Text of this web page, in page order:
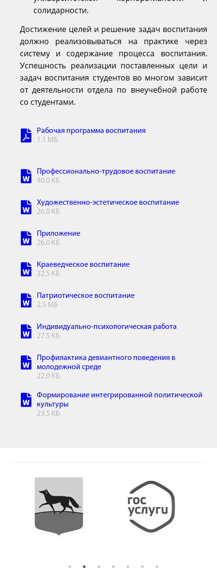
солидарности.
Достижение целей и решение задач воспитания
должно реализовываться на практике через
систему и содержание процесса воспитания.
Успешность реализации поставленных цели и
задач воспитания студентов во многом зависит
от деятельности отдела по внеучебной работе
со студентами.
Рабочая программа воспитания
1.1 МБ
Профессионально-трудовое воспитание
40.0 КБ
Художественно-эстетическое воспитание
26.0 КБ
Приложение
26.0 КБ
Краеведческое воспитание
32.5 КБ
Патриотическое воспитание
2.5 МБ
Индивидуально-психологическая работа
27.5 КБ
Профилактика девиантного поведения в
молодежной среде
22.0 КБ
Формирование интегрированной политической
культуры
23.5 КБ